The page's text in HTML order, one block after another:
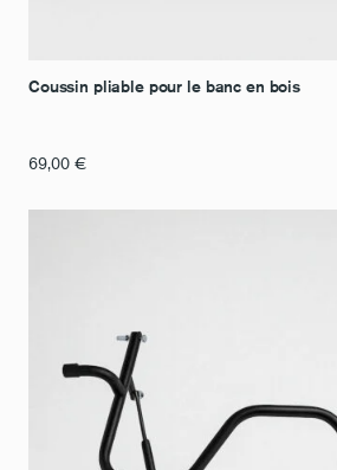
Coussin pliable pour le banc en bois
69,00 €